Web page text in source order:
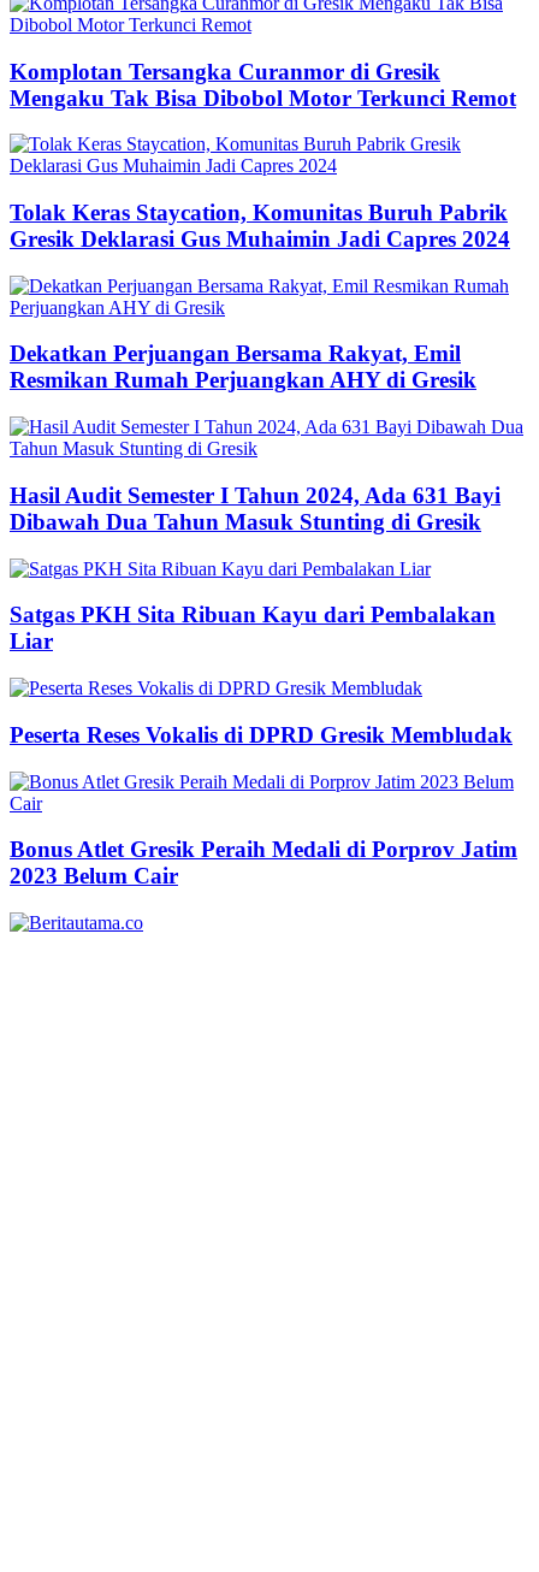
Komplotan Tersangka Curanmor di Gresik
Mengaku Tak Bisa Dibobol Motor Terkunci Remot
Tolak Keras Staycation, Komunitas Buruh Pabrik
Gresik Deklarasi Gus Muhaimin Jadi Capres 2024
Dekatkan Perjuangan Bersama Rakyat, Emil
Resmikan Rumah Perjuangkan AHY di Gresik
Hasil Audit Semester I Tahun 2024, Ada 631 Bayi
Dibawah Dua Tahun Masuk Stunting di Gresik
Satgas PKH Sita Ribuan Kayu dari Pembalakan
Liar
Peserta Reses Vokalis di DPRD Gresik Membludak
Bonus Atlet Gresik Peraih Medali di Porprov Jatim
2023 Belum Cair